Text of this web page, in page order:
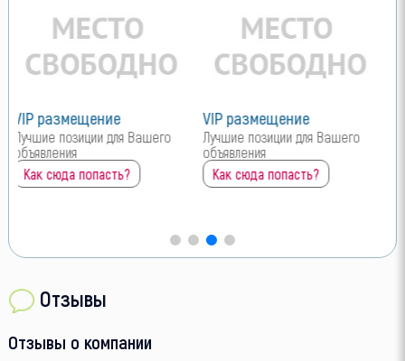
VIP размещение
Лучшие позиции для Вашего
объявления
Как сюда попасть?
VIP размещение
Лучшие позиции для Вашего
объявления
Как сюда попасть?
Отзывы
Отзывы о компании